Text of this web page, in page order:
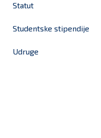
Statut
Studentske stipendije
Udruge